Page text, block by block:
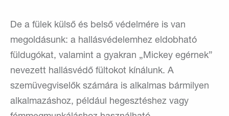
De a fülek külső és belső védelmére is van
megoldásunk: a hallásvédelemhez eldobható
füldugókat, valamint a gyakran „Mickey egérnek”
nevezett hallásvédő fültokot kínálunk. A
szemüvegviselők számára is alkalmas bármilyen
alkalmazáshoz, például hegesztéshez vagy